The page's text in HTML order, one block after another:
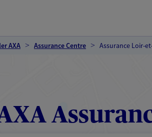
AXA Assurance Centre Assurance Loir-